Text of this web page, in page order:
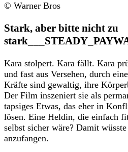
© Warner Bros
Stark, aber bitte nicht zu
stark
Kara stolpert. Kara fällt. Kara
und fast aus Versehen, durch
Kräfte sind gewaltig, ihre
Der Film inszeniert sie als
tapsiges Etwas, das eher in
lösen. Eine Heldin, die einfach
selbst sicher wäre? Damit
anzufangen.